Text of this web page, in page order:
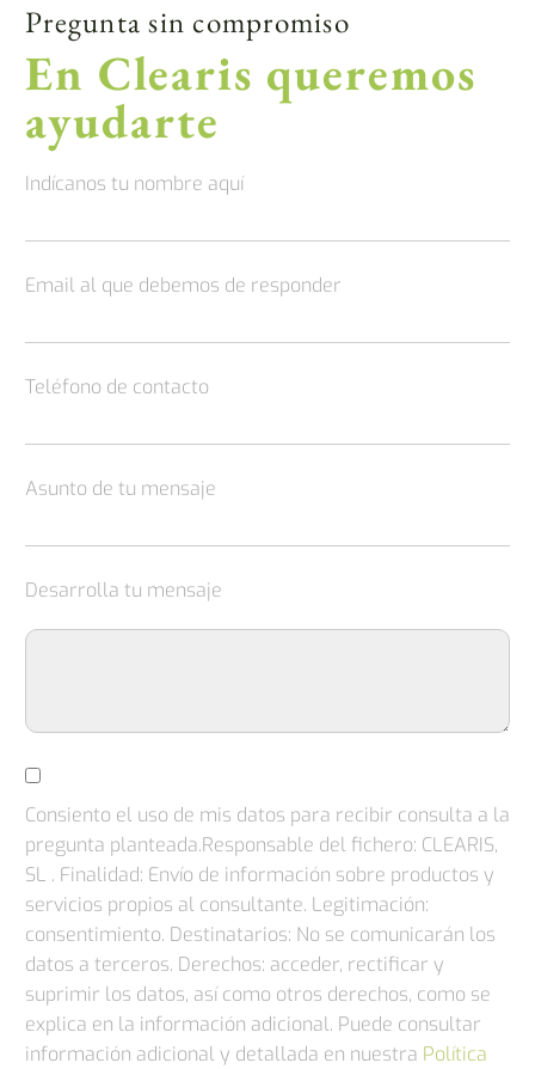
Pregunta sin compromiso
En Clearis queremos
ayudarte
Indícanos tu nombre aquí
Email al que debemos de responder
Teléfono de contacto
Asunto de tu mensaje
Desarrolla tu mensaje
Consiento el uso de mis datos para recibir consulta a la
pregunta planteada.Responsable del fichero: CLEARIS,
SL . Finalidad: Envío de información sobre productos y
servicios propios al consultante. Legitimación:
consentimiento. Destinatarios: No se comunicarán los
datos a terceros. Derechos: acceder, rectificar y
suprimir los datos, así como otros derechos, como se
explica en la información adicional. Puede consultar
información adicional y detallada en nuestra Política